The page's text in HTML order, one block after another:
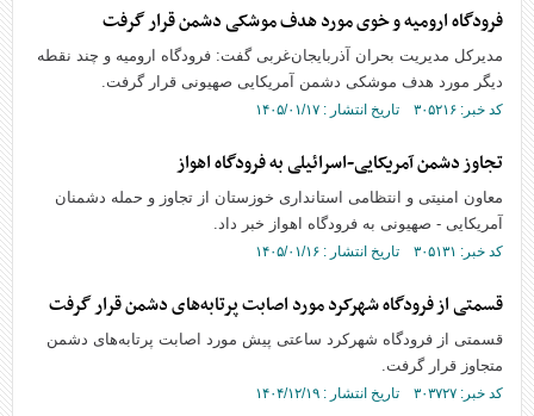
فرودگاه ارومیه و خوی مورد هدف موشکی دشمن قرار گرفت
مدیرکل مدیریت بحران آذربایجان‌غربی گفت: فرودگاه ارومیه و چند نقطه
دیگر مورد هدف موشکی دشمن آمریکایی صهیونی قرار گرفت.
کد خبر: ۳۰۵۲۱۶ تاریخ انتشار : ۱۴۰۵/۰۱/۱۷
تجاوز دشمن آمریکایی-اسرائیلی به فرودگاه اهواز
معاون امنیتی و انتظامی استانداری خوزستان از تجاوز و حمله دشمنان
آمریکایی - صهیونی به فرودگاه اهواز خبر داد.
کد خبر: ۳۰۵۱۳۱ تاریخ انتشار : ۱۴۰۵/۰۱/۱۶
قسمتی از فرودگاه شهرکرد مورد اصابت پرتابه‌های دشمن قرار گرفت
قسمتی از فرودگاه شهرکرد ساعتی پیش مورد اصابت پرتابه‌های دشمن
متجاوز قرار گرفت.
کد خبر: ۳۰۳۷۲۷ تاریخ انتشار : ۱۴۰۴/۱۲/۱۹